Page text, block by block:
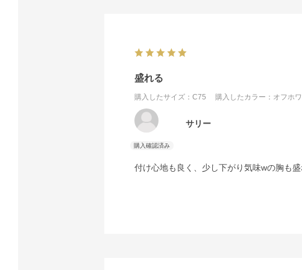
盛れる
購入したサイズ：C75 購入したカラー：オフホ
サリー
付け心地も良く、少し下がり気味wの胸も